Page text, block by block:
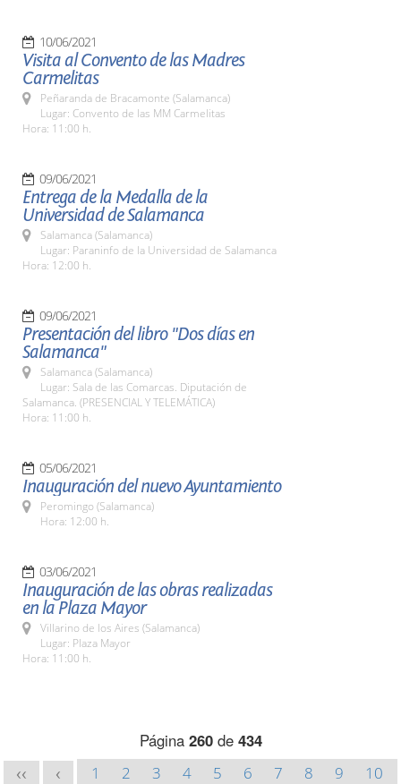
10/06/2021
Visita al Convento de las Madres
Carmelitas
Peñaranda de Bracamonte (Salamanca)
Lugar: Convento de las MM Carmelitas
Hora: 11:00 h.
09/06/2021
Entrega de la Medalla de la
Universidad de Salamanca
Salamanca (Salamanca)
Lugar: Paraninfo de la Universidad de Salamanca
Hora: 12:00 h.
09/06/2021
Presentación del libro "Dos días en
Salamanca"
Salamanca (Salamanca)
Lugar: Sala de las Comarcas. Diputación de
Salamanca. (PRESENCIAL Y TELEMÁTICA)
Hora: 11:00 h.
05/06/2021
Inauguración del nuevo Ayuntamiento
Peromingo (Salamanca)
Hora: 12:00 h.
03/06/2021
Inauguración de las obras realizadas
en la Plaza Mayor
Villarino de los Aires (Salamanca)
Lugar: Plaza Mayor
Hora: 11:00 h.
Página 260de 434
<< < 1 2 3 4 5 6 7 8 9
10